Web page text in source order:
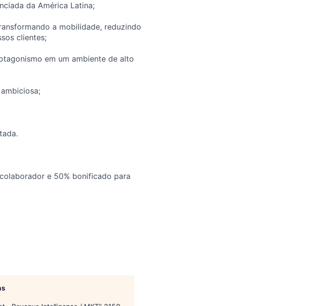
da América Latina;
a mobilidade, reduzindo
clientes;
em um ambiente de alto
e 50% bonificado para